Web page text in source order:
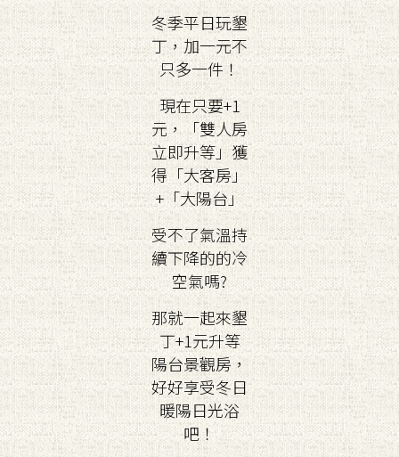
冬季平日玩墾
丁，加一元不
只多一件！
現在只要+1
元，「雙人房
立即升等」獲
得「大客房」
+「大陽台」
受不了氣溫持
續下降的的冷
空氣嗎?
那就一起來墾
丁+1元升等
陽台景觀房，
好好享受冬日
暖陽日光浴
吧！